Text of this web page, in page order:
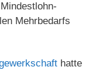
Mehrbedarfs
hatte